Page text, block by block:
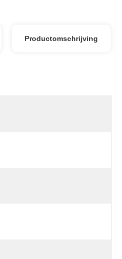
Productomschrijving